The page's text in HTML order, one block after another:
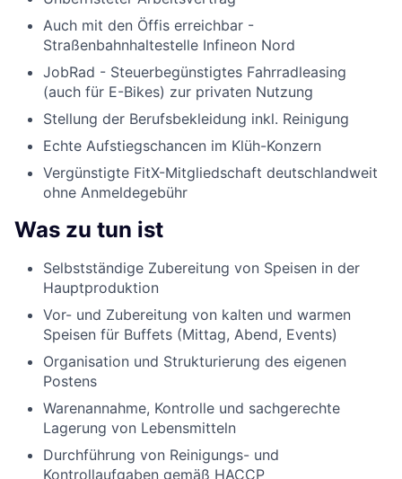
Auch mit den Öffis erreichbar -
Straßenbahnhaltestelle Infineon Nord
JobRad - Steuerbegünstigtes Fahrradleasing
(auch für E-Bikes) zur privaten Nutzung
Stellung der Berufsbekleidung inkl. Reinigung
Echte Aufstiegschancen im Klüh-Konzern
Vergünstigte FitX-Mitgliedschaft deutschlandweit
ohne Anmeldegebühr
Was zu tun ist
Selbstständige Zubereitung von Speisen in der
Hauptproduktion
Vor- und Zubereitung von kalten und warmen
Speisen für Buffets (Mittag, Abend, Events)
Organisation und Strukturierung des eigenen
Postens
Warenannahme, Kontrolle und sachgerechte
Lagerung von Lebensmitteln
Durchführung von Reinigungs- und
Kontrollaufgaben gemäß HACCP